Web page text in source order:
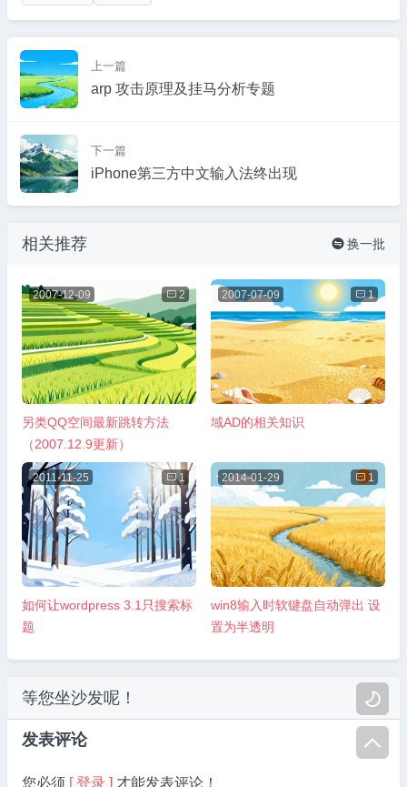


上一篇
arp 攻击原理及挂马分析专题
下一篇
iPhone第三方中文输入法终出现
相关推荐  换一批
2007-12-09  2
另类QQ空间最新跳转方法
（2007.12.9更新）
2007-07-09  1
域AD的相关知识
2011-11-25  1
如何让wordpress 3.1只搜索标
题
2014-01-29  1
win8输入时软键盘自动弹出 设
置为半透明
等您坐沙发呢！
发表评论
您必须 [ 登录 ] 才能发表评论！